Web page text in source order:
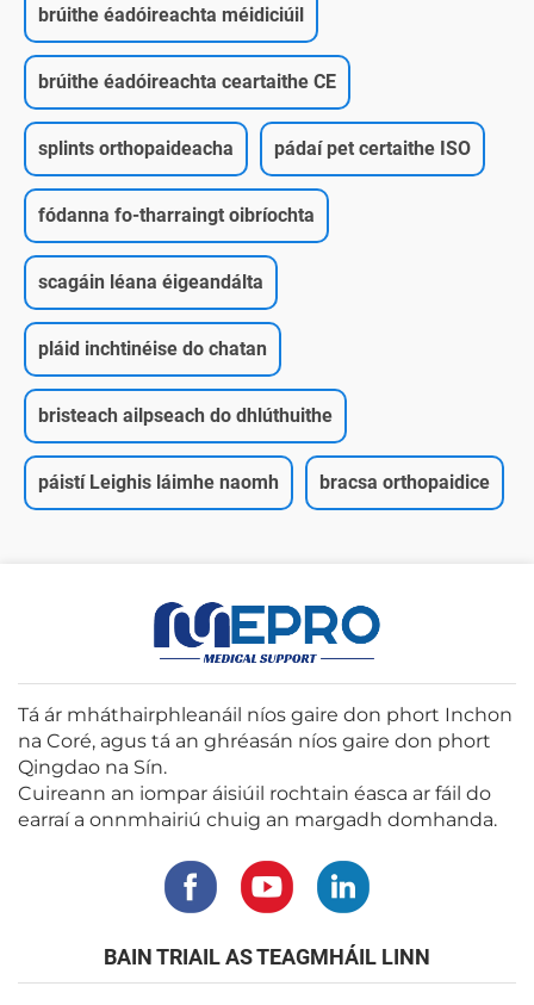
brúithe éadóireachta méidiciúil
brúithe éadóireachta ceartaithe CE
splints orthopaideacha pádaí pet certaithe ISO
fódanna fo-tharraingt oibríochta
scagáin léana éigeandálta
pláid inchtinéise do chatan
bristeach ailpseach do dhlúthuithe
páistí Leighis láimhe naomh bracsa orthopaidice
Tá ár mháthairphleanáil níos gaire don phort Inchon
na Coré, agus tá an ghréasán níos gaire don phort
Qingdao na Sín.
Cuireann an iompar áisiúil rochtain éasca ar fáil do
earraí a onnmhairiú chuig an margadh domhanda.
BAIN TRIAIL AS TEAGMHÁIL LINN